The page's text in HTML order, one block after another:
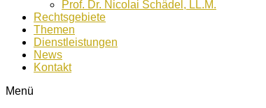
Prof. Dr. Nicolai Schädel, LL.M.
Rechtsgebiete
Themen
Dienstleistungen
News
Kontakt
Menü